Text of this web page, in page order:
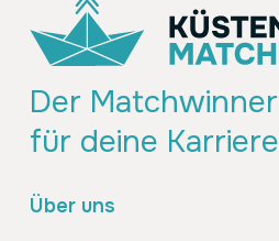
Der Matchwinner
für deine Karriere
Über uns